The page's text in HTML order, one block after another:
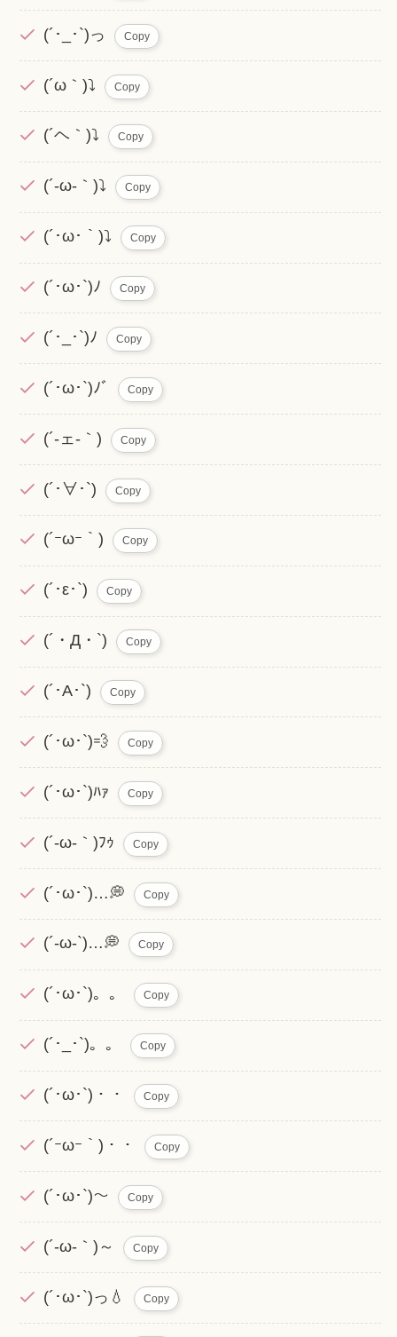
(´･_･`)っ Copy
(´ω｀)⤵ Copy
(´ヘ｀)⤵ Copy
(´-ω-｀)⤵ Copy
(´･ω･｀)⤵ Copy
(´･ω･`)ﾉ Copy
(´･_･`)ﾉ Copy
(´･ω･`)ﾉﾞ Copy
(´-ェ-｀) Copy
(´･∀･`) Copy
(´ｰωｰ｀) Copy
(´･ε･`) Copy
(´・Д・`) Copy
(´･A･`) Copy
(´･ω･`)💨 Copy
(´･ω･`)ﾊｧ Copy
(´-ω-｀)ﾌｩ Copy
(´･ω･`)…💭 Copy
(´-ω-`)…💭 Copy
(´･ω･`)。。 Copy
(´･_･`)。。 Copy
(´･ω･`)・・ Copy
(´ｰωｰ｀)・・ Copy
(´･ω･`)～ Copy
(´-ω-｀)～ Copy
(´･ω･`)っ💧 Copy